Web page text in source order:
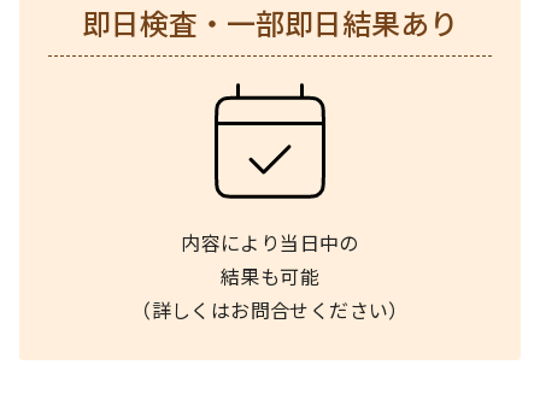
即日検査・一部即日結果あり
内容により当日中の
結果も可能
（詳しくはお問合せください）